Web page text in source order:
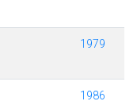
1979
1986